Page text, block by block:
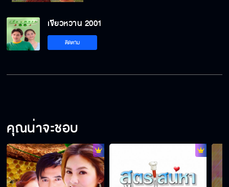
เขียวหวาน 2001 EP.16
เขียวหวาน 2001
ติดตาม
คุณน่าจะชอบ